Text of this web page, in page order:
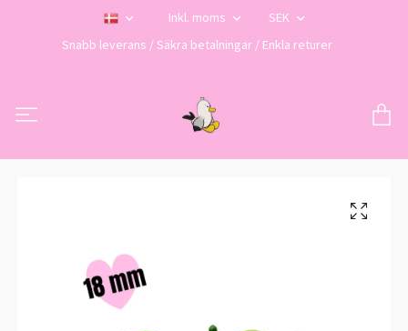
Inkl. moms
SEK
Snabb leverans / Säkra betalningar / Enkla returer